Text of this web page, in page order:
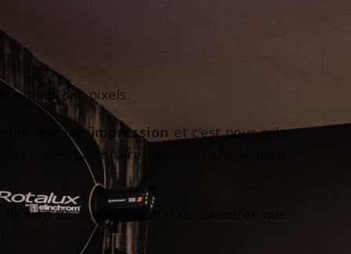
des pixels.
que parimpression et c’est pour cela
des partenaires que j’ai choisi pour
de son travail afin de s’assurer que